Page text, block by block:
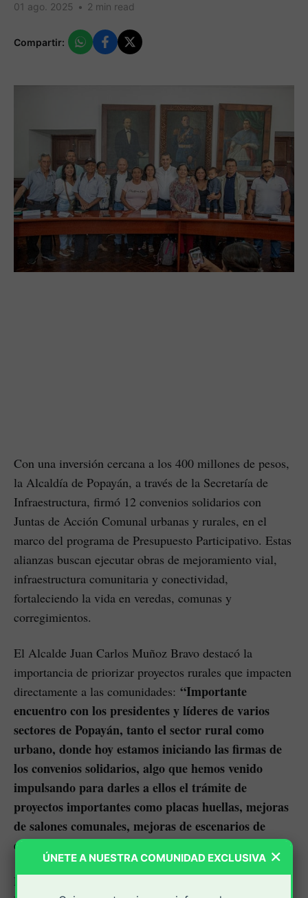
01 ago. 2025 • 2 min read
Compartir:
Con una inversión cercana a los 400 millones de pesos,
la Alcaldía de Popayán, a través de la Secretaría de
Infraestructura, firmó 12 convenios solidarios con
Juntas de Acción Comunal urbanas y rurales, en el
marco del programa de Presupuesto Participativo. Estas
alianzas buscan ejecutar obras de mejoramiento vial,
infraestructura comunitaria y conectividad,
fortaleciendo la vida en veredas, comunas y
corregimientos.
El Alcalde Juan Carlos Muñoz Bravo destacó la
importancia de priorizar proyectos rurales que impacten
directamente a las comunidades: “Importante
encuentro con los presidentes y líderes de varios
sectores de Popayán, tanto el sector rural como
urbano, donde hoy estamos iniciando las firmas de
los convenios solidarios, algo que hemos venido
impulsando para darles a ellos el trámite de
proyectos importantes como placas huellas, mejoras
de salones comunales, mejoras de escenarios de
esparcimiento”.
Por su parte, el Secretario de Infraestructura, Carlos
×
ÚNETE A NUESTRA COMUNIDAD EXCLUSIVA